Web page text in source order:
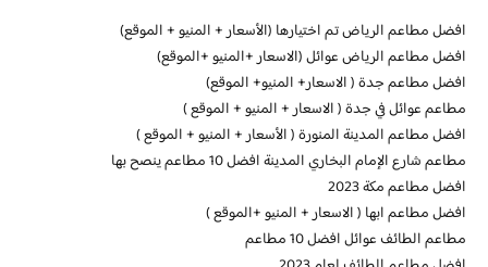
افضل مطاعم الرياض تم اختيارها (الأسعار + المنيو + الموقع)
افضل مطاعم الرياض عوائل (الاسعار +المنيو +الموقع)
افضل مطاعم جدة ( الاسعار+ المنيو+ الموقع)
مطاعم عوائل في جدة ( الاسعار + المنيو + الموقع )
افضل مطاعم المدينة المنورة ( الأسعار + المنيو + الموقع )
مطاعم شارع الإمام البخاري المدينة افضل 10 مطاعم ينصح بها
افضل مطاعم مكة 2023
افضل مطاعم ابها ( الاسعار + المنيو +الموقع )
مطاعم الطائف عوائل افضل 10 مطاعم